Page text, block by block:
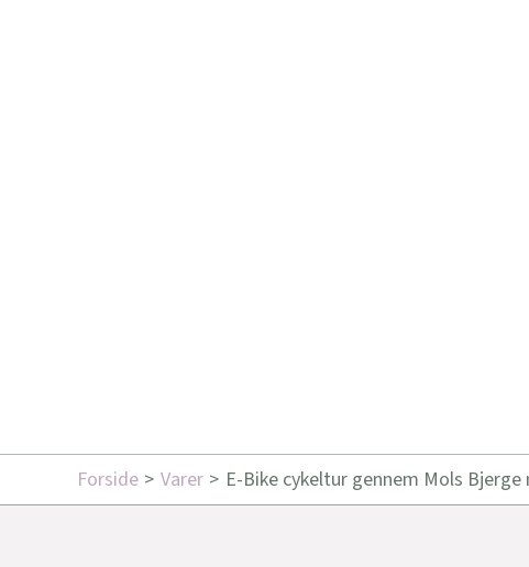
Forside Varer E-Bike cykeltur gennem Mols